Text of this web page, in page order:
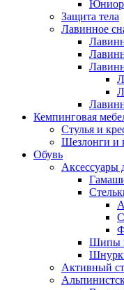
Защита тела
Лавинное
Кемпинговая
Стулья и
Шезлонги и
Обувь
Аксессуары
Шипы
Активный